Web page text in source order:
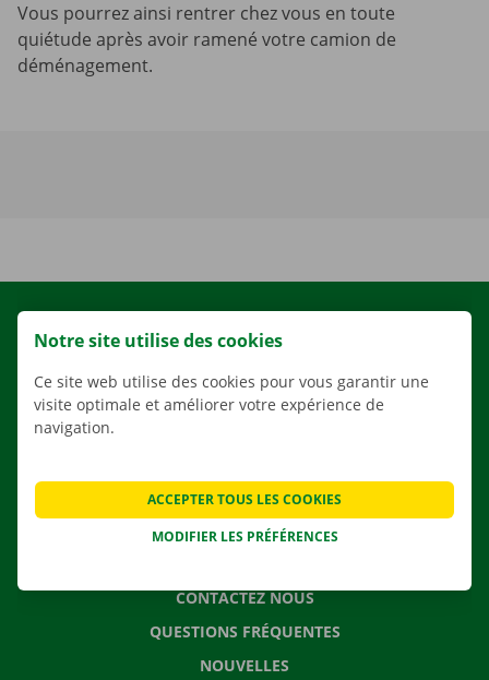
Vous pourrez ainsi rentrer chez vous en toute
quiétude après avoir ramené votre camion de
déménagement.
NOS SERVICES
SOLUTIONS DE DÉMÉNAGEMENT
CONTACTEZ NOUS
QUESTIONS FRÉQUENTES
NOUVELLES
Notre site utilise des cookies
Ce site web utilise des cookies pour vous garantir une
visite optimale et améliorer votre expérience de
navigation.
MODIFIER LES PRÉFÉRENCES
ACCEPTER TOUS LES COOKIES